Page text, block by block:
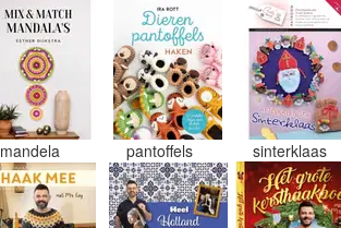
mandela pantoffels sinterklaas